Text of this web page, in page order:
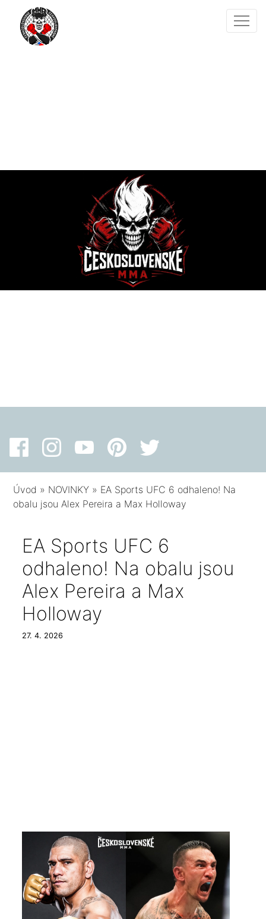
Úvod » NOVINKY » EA Sports UFC 6 odhaleno! Na
obalu jsou Alex Pereira a Max Holloway
EA Sports UFC 6
odhaleno! Na obalu jsou
Alex Pereira a Max
Holloway
27. 4. 2026